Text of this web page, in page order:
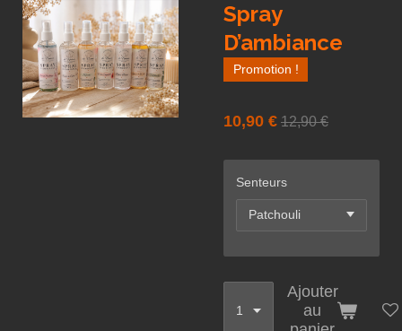
Spray
D’ambiance
Promotion !
10,90 € 12,90 €
Senteurs
Ajouter
au